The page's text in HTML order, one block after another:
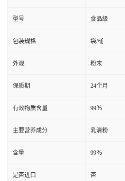
型号 食品级
包装规格 袋/桶
外观 粉末
保质期 24个月
有效物质含量 99％
主要营养成分 乳清粉
含量 99％
是否进口 否